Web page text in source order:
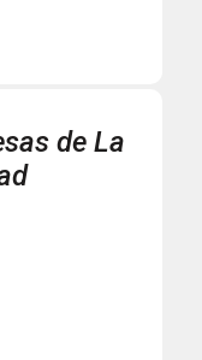
de La